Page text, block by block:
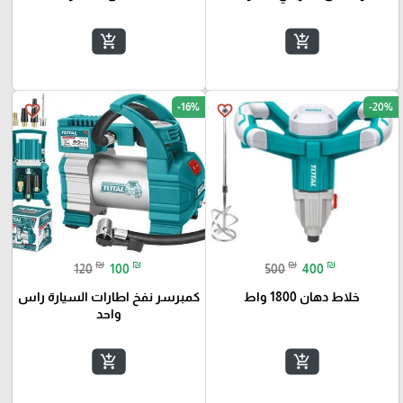
add_shopping_cart
add_shopping_cart
favorite_border -20%
500 ₪ 400 ₪
خلاط دهان 1800 واط
add_shopping_cart
favorite_border -16%
120 ₪ 100 ₪
كمبرسر نفخ اطارات السيارة راس
واحد
add_shopping_cart